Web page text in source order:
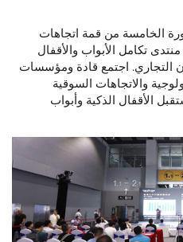
الخامسة من قمة اتجاهات
تكامل الأبواب والأقفال
التجاري. اجتمع قادة ومؤسسات
والاتجاهات السوقية
الأقفال الذكية وأبواب